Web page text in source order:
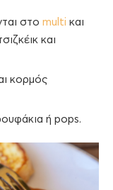
στο multi και
και
κορμός
ή pops.